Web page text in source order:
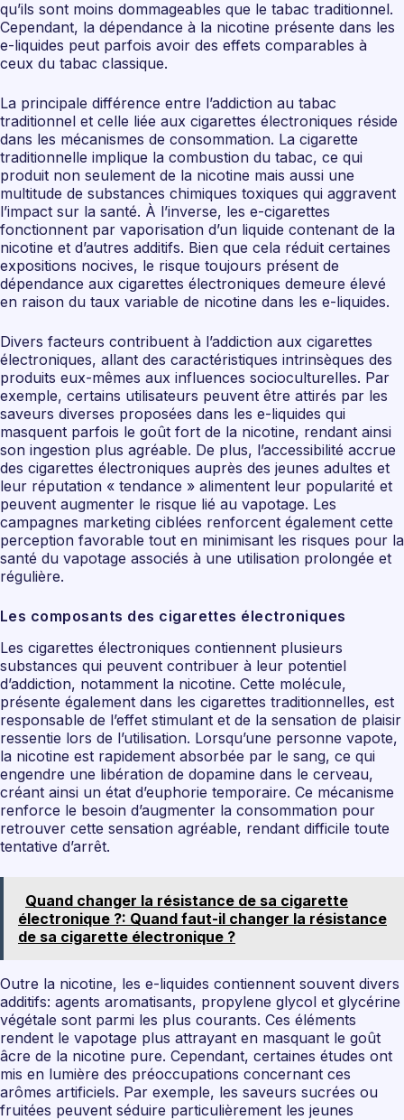
qu’ils sont moins dommageables que le tabac traditionnel.
Cependant, la dépendance à la nicotine présente dans les
e-liquides peut parfois avoir des effets comparables à
ceux du tabac classique.
La principale différence entre l’addiction au tabac
traditionnel et celle liée aux cigarettes électroniques réside
dans les mécanismes de consommation. La cigarette
traditionnelle implique la combustion du tabac, ce qui
produit non seulement de la nicotine mais aussi une
multitude de substances chimiques toxiques qui aggravent
l’impact sur la santé. À l’inverse, les e-cigarettes
fonctionnent par vaporisation d’un liquide contenant de la
nicotine et d’autres additifs. Bien que cela réduit certaines
expositions nocives, le risque toujours présent de
dépendance aux cigarettes électroniques demeure élevé
en raison du taux variable de nicotine dans les e-liquides.
Divers facteurs contribuent à l’addiction aux cigarettes
électroniques, allant des caractéristiques intrinsèques des
produits eux-mêmes aux influences socioculturelles. Par
exemple, certains utilisateurs peuvent être attirés par les
saveurs diverses proposées dans les e-liquides qui
masquent parfois le goût fort de la nicotine, rendant ainsi
son ingestion plus agréable. De plus, l’accessibilité accrue
des cigarettes électroniques auprès des jeunes adultes et
leur réputation « tendance » alimentent leur popularité et
peuvent augmenter le risque lié au vapotage. Les
campagnes marketing ciblées renforcent également cette
perception favorable tout en minimisant les risques pour la
santé du vapotage associés à une utilisation prolongée et
régulière.
Les composants des cigarettes électroniques
Les cigarettes électroniques contiennent plusieurs
substances qui peuvent contribuer à leur potentiel
d’addiction, notamment la nicotine. Cette molécule,
présente également dans les cigarettes traditionnelles, est
responsable de l’effet stimulant et de la sensation de plaisir
ressentie lors de l’utilisation. Lorsqu’une personne vapote,
la nicotine est rapidement absorbée par le sang, ce qui
engendre une libération de dopamine dans le cerveau,
créant ainsi un état d’euphorie temporaire. Ce mécanisme
renforce le besoin d’augmenter la consommation pour
retrouver cette sensation agréable, rendant difficile toute
tentative d’arrêt.
Quand changer la résistance de sa cigarette
électronique ?: Quand faut-il changer la résistance
de sa cigarette électronique ?
Outre la nicotine, les e-liquides contiennent souvent divers
additifs: agents aromatisants, propylene glycol et glycérine
végétale sont parmi les plus courants. Ces éléments
rendent le vapotage plus attrayant en masquant le goût
âcre de la nicotine pure. Cependant, certaines études ont
mis en lumière des préoccupations concernant ces
arômes artificiels. Par exemple, les saveurs sucrées ou
fruitées peuvent séduire particulièrement les jeunes